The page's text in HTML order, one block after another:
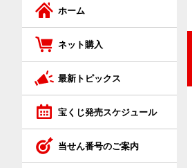
ホーム
ネット購入
最新トピックス
宝くじ発売スケジュール
当せん番号のご案内